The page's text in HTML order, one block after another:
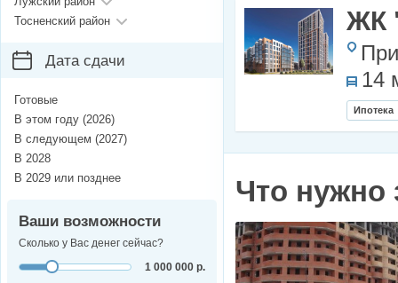
ЖК
14
Ипотека
Что нужно
Тосненский район
Дата сдачи
Готовые
В этом году (2026)
В следующем (2027)
В 2028
В 2029 или позднее
Ваши возможности
Сколько у Вас денег сейчас?
1 000 000 р.